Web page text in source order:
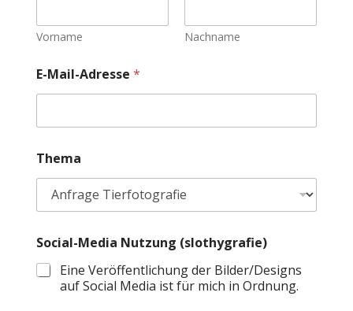
Vorname Nachname
E-Mail-Adresse *
d
e
(
l
o
t
h
Thema
Social-Media Nutzung (slothygrafie)
Eine Veröffentlichung der Bilder/Designs
auf Social Media ist für mich in Ordnung.